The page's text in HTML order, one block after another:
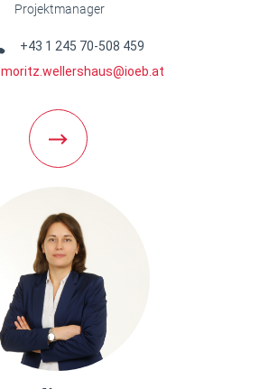
Projektmanager
Telefon Link
+43 1 245 70-508 459
E-Mail Link
moritz.wellershaus@ioeb.at
Weiter zur Team Detailseite